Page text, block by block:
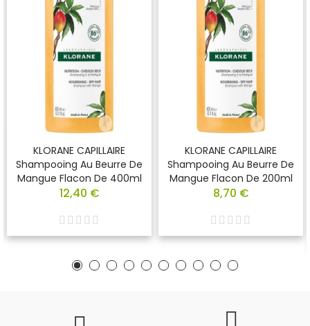
KLORANE CAPILLAIRE
Shampooing Au Beurre De
Mangue Flacon De 400ml
12,40 €
KLORANE CAPILLAIRE
Shampooing Au Beurre De
Mangue Flacon De 200ml
8,70 €